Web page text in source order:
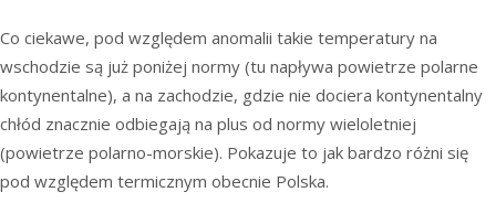
Co ciekawe, pod względem anomalii takie temperatury na
wschodzie są już poniżej normy (tu napływa powietrze polarne
kontynentalne), a na zachodzie, gdzie nie dociera kontynentalny
chłód znacznie odbiegają na plus od normy wieloletniej
(powietrze polarno-morskie). Pokazuje to jak bardzo różni się
pod względem termicznym obecnie Polska.